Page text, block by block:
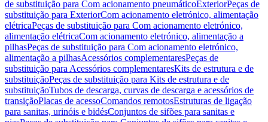
de substituição para Com acionamento pneumáticoExteriorPeças de
substituição para ExteriorCom acionamento eletrónico, alimentação
elétricaPeças de substituição para Com acionamento eletrónico,
alimentação elétricaCom acionamento eletrónico, alimentação a
pilhasPeças de substituição para Com acionamento eletrónico,
alimentação a pilhasAcessórios complementaresPeças de
substituição para Acessórios complementaresKits de estrutura e de
substituiçãoPeças de substituição para Kits de estrutura e de
substituiçãoTubos de descarga, curvas de descarga e acessórios de
transiçãoPlacas de acessoComandos remotosEstruturas de ligação
para sanitas, urinóis e bidésConjuntos de sifões para sanitas e